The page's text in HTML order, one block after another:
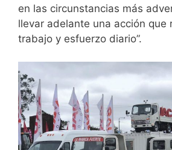
en las circunstancias más
llevar adelante una acción que
trabajo y esfuerzo diario”.